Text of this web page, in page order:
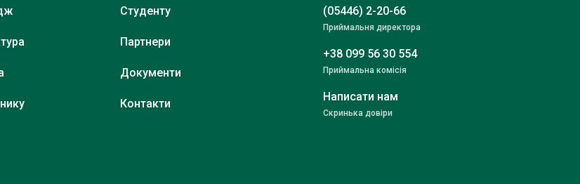
Студенту
Партнери
Документи
Контакти
(05446) 2-20-66
Приймальня директора
+38 099 56 30 554
Приймальна комісія
Написати нам
Скринька довіри